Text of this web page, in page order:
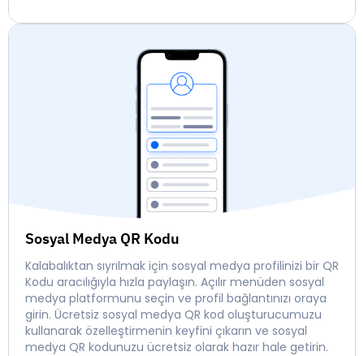
Sosyal Medya QR Kodu
Kalabalıktan sıyrılmak için sosyal medya profilinizi bir QR
Kodu aracılığıyla hızla paylaşın. Açılır menüden sosyal
medya platformunu seçin ve profil bağlantınızı oraya
girin. Ücretsiz sosyal medya QR kod oluşturucumuzu
kullanarak özelleştirmenin keyfini çıkarın ve sosyal
medya QR kodunuzu ücretsiz olarak hazır hale getirin.